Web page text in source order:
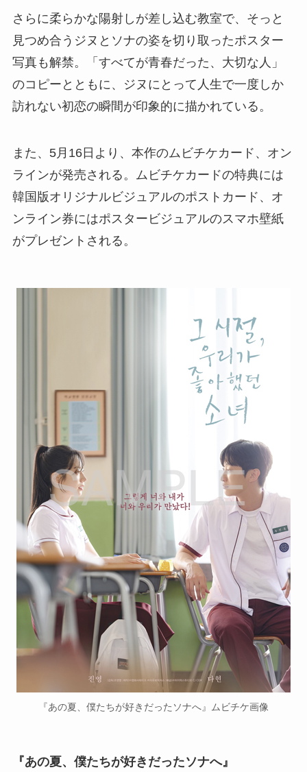
さらに柔らかな陽射しが差し込む教室で、そっと
見つめ合うジヌとソナの姿を切り取ったポスター
写真も解禁。「すべてが青春だった、大切な人」
のコピーとともに、ジヌにとって人生で一度しか
訪れない初恋の瞬間が印象的に描かれている。
また、5月16日より、本作のムビチケカード、オン
ラインが発売される。ムビチケカードの特典には
韓国版オリジナルビジュアルのポストカード、オ
ンライン券にはポスタービジュアルのスマホ壁紙
がプレゼントされる。
『あの夏、僕たちが好きだったソナへ』ムビチケ画像
『あの夏、僕たちが好きだったソナへ』